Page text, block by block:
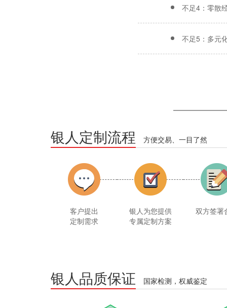
不足4：零散
不足5：多元
银人定制流程 方便交易、一目了然
客户提出
定制需求
银人为您提供
专属定制方案
双方签署
银人品质保证 国家检测，权威鉴定